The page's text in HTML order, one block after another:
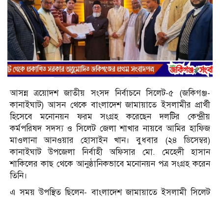
আসন্ন ত্রয়োদশ জাতীয় সংসদ নির্বাচনে সিলেট-৫ (জকিগঞ্জ-
কানাইঘাট) আসন থেকে বাংলাদেশ জামায়াতে ইসলামীর প্রার্থী
হিসেবে মনোনয়ন ফরম সংগ্রহ করেছেন দলটির কেন্দ্রীয়
কর্মপরিষদ সদস্য ও সিলেট জেলা শাখার নায়বে আমির হাফিজ
মাওলানা আনওয়ার হোসাইন খান। বুধবার (২৪ ডিসেম্বর)
কানাইঘাট উপজেলা নির্বাহী অফিসার মো. মেহেদী হাসান
শাকিলের কাছ থেকে আনুষ্ঠানিকভাবে মনোনয়ন পত্র সংগ্রহ করেন
তিনি।
এ সময় উপস্থিত ছিলেন- বাংলাদেশ জামায়াতে ইসলামী সিলেট